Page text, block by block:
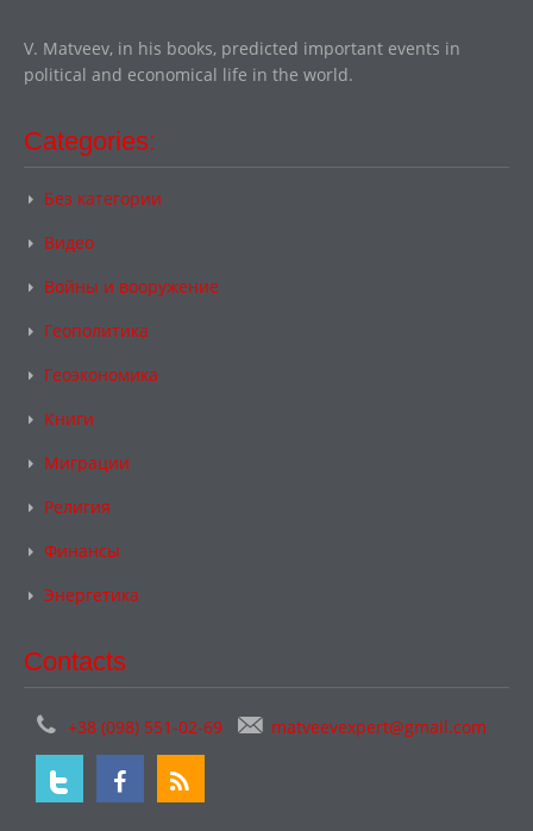
V. Matveev, in his books, predicted important events in
political and economical life in the world.
Categories:
Без категории
Видео
Войны и вооружение
Геополитика
Геоэкономика
Книги
Миграции
Религия
Финансы
Энергетика
Contacts
+38 (098) 551-02-69 matveevexpert@gmail.com